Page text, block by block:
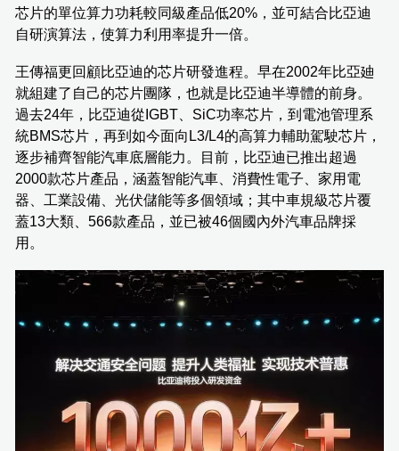
芯片的單位算力功耗較同級產品低20%，並可結合比亞迪
自研演算法，使算力利用率提升一倍。
王傳福更回顧比亞迪的芯片研發進程。早在2002年比亞廸
就組建了自己的芯片團隊，也就是比亞迪半導體的前身。
過去24年，比亞迪從IGBT、SiC功率芯片，到電池管理系
統BMS芯片，再到如今面向L3/L4的高算力輔助駕駛芯片，
逐步補齊智能汽車底層能力。目前，比亞迪已推出超過
2000款芯片產品，涵蓋智能汽車、消費性電子、家用電
器、工業設備、光伏儲能等多個領域；其中車規級芯片覆
蓋13大類、566款產品，並已被46個國內外汽車品牌採
用。